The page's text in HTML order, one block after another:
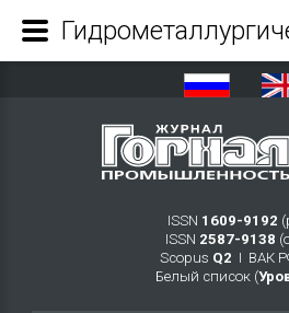
ISSN 1609-9192
ISSN 2587-9138
Scopus Q2 Ι ВАК
Белый список (